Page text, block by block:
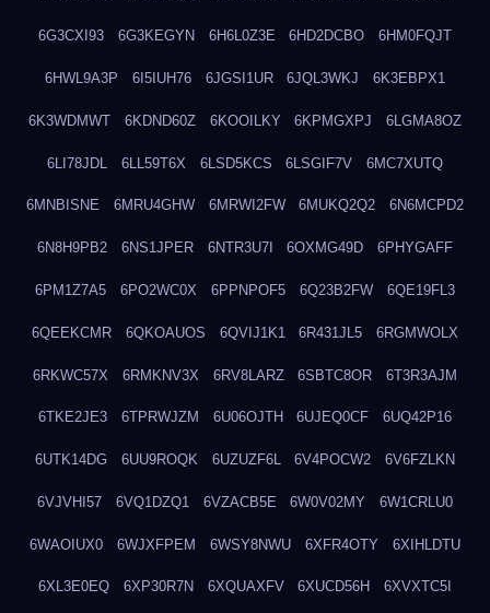
6G3CXI93 6G3KEGYN 6H6L0Z3E 6HD2DCBO 6HM0FQJT
6HWL9A3P 6I5IUH76 6JGSI1UR 6JQL3WKJ 6K3EBPX1
6K3WDMWT 6KDND60Z 6KOOILKY 6KPMGXPJ 6LGMA8OZ
6LI78JDL 6LL59T6X 6LSD5KCS 6LSGIF7V 6MC7XUTQ
6MNBISNE 6MRU4GHW 6MRWI2FW 6MUKQ2Q2 6N6MCPD2
6N8H9PB2 6NS1JPER 6NTR3U7I 6OXMG49D 6PHYGAFF
6PM1Z7A5 6PO2WC0X 6PPNPOF5 6Q23B2FW 6QE19FL3
6QEEKCMR 6QKOAUOS 6QVIJ1K1 6R431JL5 6RGMWOLX
6RKWC57X 6RMKNV3X 6RV8LARZ 6SBTC8OR 6T3R3AJM
6TKE2JE3 6TPRWJZM 6U06OJTH 6UJEQ0CF 6UQ42P16
6UTK14DG 6UU9ROQK 6UZUZF6L 6V4POCW2 6V6FZLKN
6VJVHI57 6VQ1DZQ1 6VZACB5E 6W0V02MY 6W1CRLU0
6WAOIUX0 6WJXFPEM 6WSY8NWU 6XFR4OTY 6XIHLDTU
6XL3E0EQ 6XP30R7N 6XQUAXFV 6XUCD56H 6XVXTC5I